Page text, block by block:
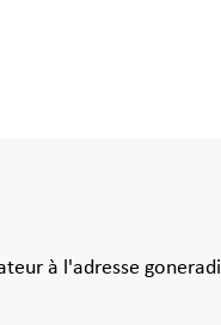
à l'adresse